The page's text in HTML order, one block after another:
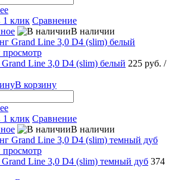
1 клик Сравнение
В наличии
Line 3,0 D4 (slim) белый 225 руб. /
В корзину
1 клик Сравнение
В наличии
Line 3,0 D4 (slim) темный дуб 374